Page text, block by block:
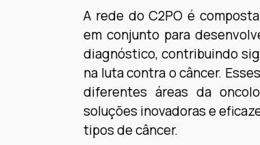
A rede do C2PO é
em conjunto para
diagnóstico, contribuindo
na luta contra o câncer.
diferentes áreas da
soluções inovadoras e
tipos de câncer.